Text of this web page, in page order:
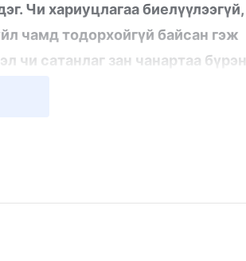
Чи хариуцлагаа биелүүлээгүй,
чамд тодорхойгүй байсан гэж
чи сатанлаг зан чанартаа бүрэн
сайхан сэтгэлгүй гэж хэлэх вий
ч би сайн, хайр энэрэлтэй